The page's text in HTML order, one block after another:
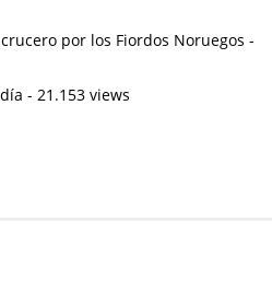
por los Fiordos Noruegos -
- 21.153 views